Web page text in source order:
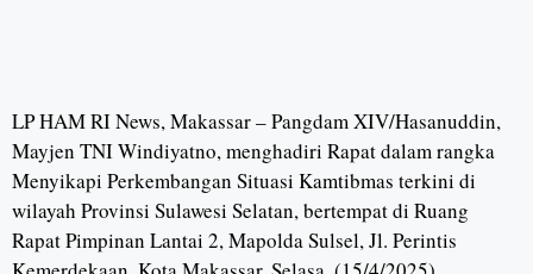
LP HAM RI News, Makassar – Pangdam XIV/Hasanuddin,
Mayjen TNI Windiyatno, menghadiri Rapat dalam rangka
Menyikapi Perkembangan Situasi Kamtibmas terkini di
wilayah Provinsi Sulawesi Selatan, bertempat di Ruang
Rapat Pimpinan Lantai 2, Mapolda Sulsel, Jl. Perintis